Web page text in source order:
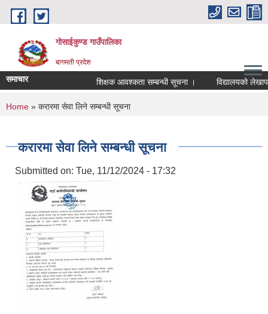
Skip to main content
गोसाईकुण्ड गाउँपालिका
बागमती प्रदेश
समाचार शिक्षक आवश्कता सम्बन्धी सूचना । विद्यालयको
You are here
Home » करारमा सेवा लिने सम्बन्धी सूचना
करारमा सेवा लिने सम्बन्धी सूचना
Submitted on: Tue, 11/12/2024 - 17:32